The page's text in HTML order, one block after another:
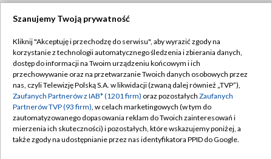
TVP
Abonament TVP
Emisja w TVP
Centrum informacji TVP
Naziemna Telewizja Cyfrowa
Regulamin TVP
Polityka prywatności
Moje zgody
Pomoc
Szanujemy Twoją prywatność
Kliknij "Akceptuję i przechodzę do serwisu", aby wyrazić zgody na
korzystanie z technologii automatycznego śledzenia i zbierania danych,
dostęp do informacji na Twoim urządzeniu końcowym i ich
przechowywanie oraz na przetwarzanie Twoich danych osobowych przez
nas, czyli Telewizję Polską S.A. w likwidacji (zwaną dalej również „TVP”),
Zaufanych Partnerów z IAB* (1201 firm) oraz pozostałych Zaufanych
Partnerów TVP (93 firm), w celach marketingowych (w tym do
zautomatyzowanego dopasowania reklam do Twoich zainteresowań i
mierzenia ich skuteczności) i pozostałych, które wskazujemy poniżej, a
także zgody na udostępnianie przez nas identyfikatora PPID do Google.